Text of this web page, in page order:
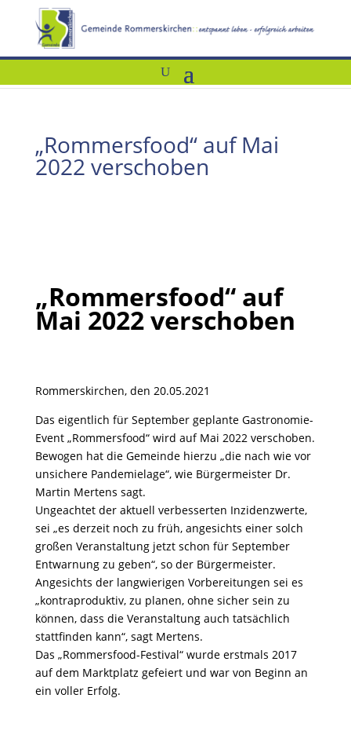
„Rommersfood“ auf Mai
2022 verschoben
„Rommersfood“ auf
Mai 2022 verschoben
Rommerskirchen, den 20.05.2021
Das eigentlich für September geplante Gastronomie-
Event „Rommersfood“ wird auf Mai 2022 verschoben.
Bewogen hat die Gemeinde hierzu „die nach wie vor
unsichere Pandemielage“, wie Bürgermeister Dr.
Martin Mertens sagt.
Ungeachtet der aktuell verbesserten Inzidenzwerte,
sei „es derzeit noch zu früh, angesichts einer solch
großen Veranstaltung jetzt schon für September
Entwarnung zu geben“, so der Bürgermeister.
Angesichts der langwierigen Vorbereitungen sei es
„kontraproduktiv, zu planen, ohne sicher sein zu
können, dass die Veranstaltung auch tatsächlich
stattfinden kann“, sagt Mertens.
Das „Rommersfood-Festival“ wurde erstmals 2017
auf dem Marktplatz gefeiert und war von Beginn an
ein voller Erfolg.